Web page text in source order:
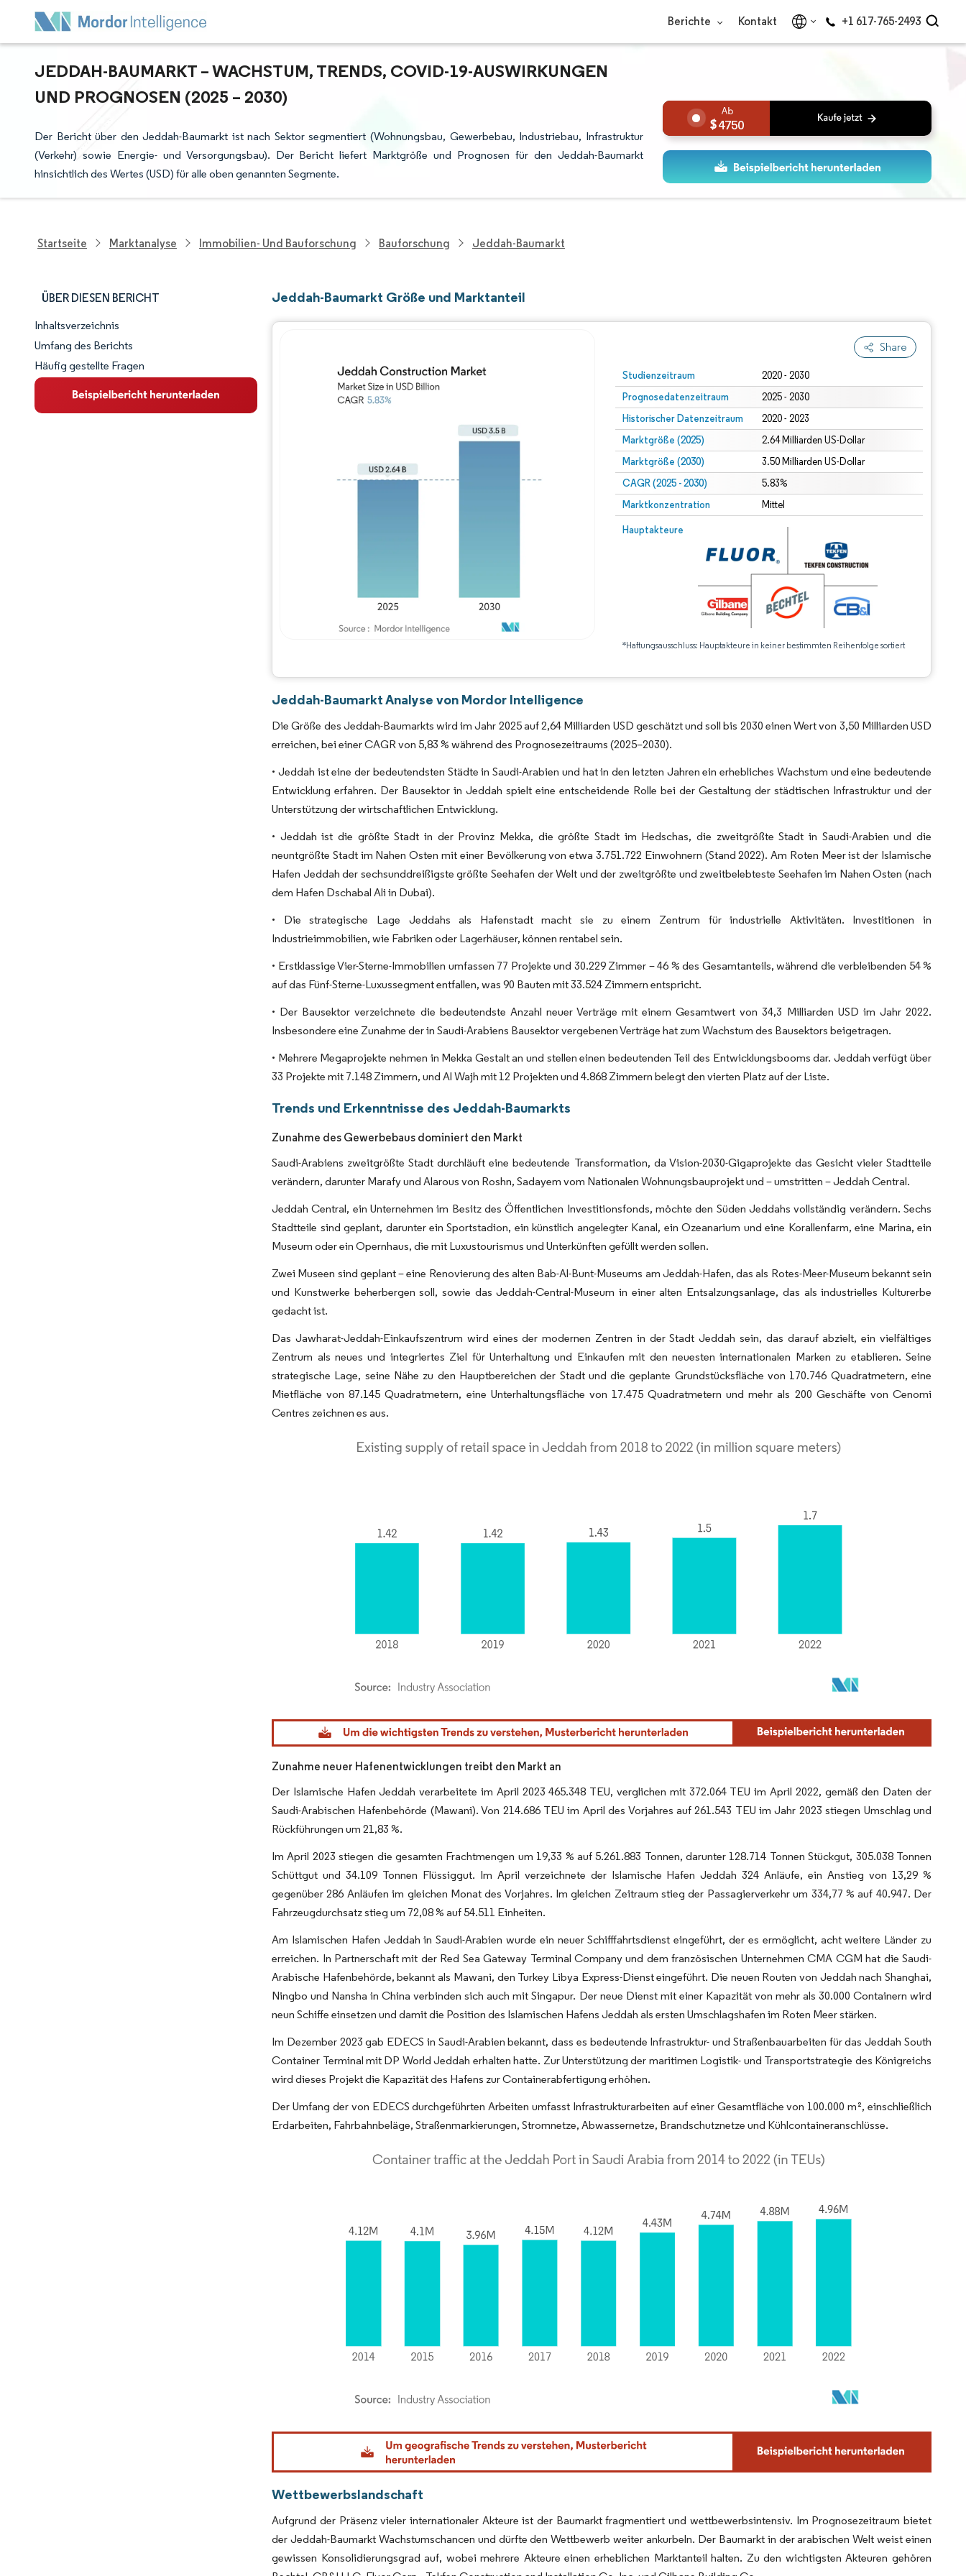
Berichte Kontakt +1 617-765-2493
JEDDAH-BAUMARKT – WACHSTUM, TRENDS, COVID-19-AUSWIRKUNGEN
UND PROGNOSEN (2025 – 2030)
Der Bericht über den Jeddah-Baumarkt ist nach Sektor segmentiert (Wohnungsbau, Gewerbebau, Industriebau, Infrastruktur
(Verkehr) sowie Energie- und Versorgungsbau). Der Bericht liefert Marktgröße und Prognosen für den Jeddah-Baumarkt
hinsichtlich des Wertes (USD) für alle oben genannten Segmente.
4750
Startseite Marktanalyse Immobilien- Und Bauforschung Bauforschung Jeddah-Baumarkt
ÜBER DIESEN BERICHT
Marktschnappschuss
Marktübersicht
Wichtige Markttrends
Inhaltsverzeichnis
Umfang des Berichts
Häufig gestellte Fragen
Jeddah-Baumarkt Größe und Marktanteil
Share
Studienzeitraum 2020 - 2030
Prognosedatenzeitraum 2025 - 2030
Historischer Datenzeitraum 2020 - 2023
Marktgröße (2025) 2.64 Milliarden US-Dollar
Marktgröße (2030) 3.50 Milliarden US-Dollar
CAGR (2025 - 2030) 5.83%
Marktkonzentration Mittel
Hauptakteure
*Haftungsausschluss: Hauptakteure in keiner bestimmten Reihenfolge sortiert
Bild © Mordor Intelligence. Wiederverwendung erfordert Namensnennung gemäß CC BY 4.0.
Jeddah-Baumarkt Analyse von Mordor Intelligence
Die Größe des Jeddah-Baumarkts wird im Jahr 2025 auf 2,64 Milliarden USD geschätzt und soll bis 2030 einen Wert von 3,50 Milliarden USD
erreichen, bei einer CAGR von 5,83 % während des Prognosezeitraums (2025–2030).
• Jeddah ist eine der bedeutendsten Städte in Saudi-Arabien und hat in den letzten Jahren ein erhebliches Wachstum und eine bedeutende
Entwicklung erfahren. Der Bausektor in Jeddah spielt eine entscheidende Rolle bei der Gestaltung der städtischen Infrastruktur und der
Unterstützung der wirtschaftlichen Entwicklung.
• Jeddah ist die größte Stadt in der Provinz Mekka, die größte Stadt im Hedschas, die zweitgrößte Stadt in Saudi-Arabien und die
neuntgrößte Stadt im Nahen Osten mit einer Bevölkerung von etwa 3.751.722 Einwohnern (Stand 2022). Am Roten Meer ist der Islamische
Hafen Jeddah der sechsunddreißigste größte Seehafen der Welt und der zweitgrößte und zweitbelebteste Seehafen im Nahen Osten (nach
dem Hafen Dschabal Ali in Dubai).
• Die strategische Lage Jeddahs als Hafenstadt macht sie zu einem Zentrum für industrielle Aktivitäten. Investitionen in
Industrieimmobilien, wie Fabriken oder Lagerhäuser, können rentabel sein.
• Erstklassige Vier-Sterne-Immobilien umfassen 77 Projekte und 30.229 Zimmer – 46 % des Gesamtanteils, während die verbleibenden 54 %
auf das Fünf-Sterne-Luxussegment entfallen, was 90 Bauten mit 33.524 Zimmern entspricht.
• Der Bausektor verzeichnete die bedeutendste Anzahl neuer Verträge mit einem Gesamtwert von 34,3 Milliarden USD im Jahr 2022.
Insbesondere eine Zunahme der in Saudi-Arabiens Bausektor vergebenen Verträge hat zum Wachstum des Bausektors beigetragen.
• Mehrere Megaprojekte nehmen in Mekka Gestalt an und stellen einen bedeutenden Teil des Entwicklungsbooms dar. Jeddah verfügt über
33 Projekte mit 7.148 Zimmern, und Al Wajh mit 12 Projekten und 4.868 Zimmern belegt den vierten Platz auf der Liste.
Trends und Erkenntnisse des Jeddah-Baumarkts
Zunahme des Gewerbebaus dominiert den Markt
Saudi-Arabiens zweitgrößte Stadt durchläuft eine bedeutende Transformation, da Vision-2030-Gigaprojekte das Gesicht vieler Stadtteile
verändern, darunter Marafy und Alarous von Roshn, Sadayem vom Nationalen Wohnungsbauprojekt und – umstritten – Jeddah Central.
Jeddah Central, ein Unternehmen im Besitz des Öffentlichen Investitionsfonds, möchte den Süden Jeddahs vollständig verändern. Sechs
Stadtteile sind geplant, darunter ein Sportstadion, ein künstlich angelegter Kanal, ein Ozeanarium und eine Korallenfarm, eine Marina, ein
Museum oder ein Opernhaus, die mit Luxustourismus und Unterkünften gefüllt werden sollen.
Zwei Museen sind geplant – eine Renovierung des alten Bab-Al-Bunt-Museums am Jeddah-Hafen, das als Rotes-Meer-Museum bekannt sein
und Kunstwerke beherbergen soll, sowie das Jeddah-Central-Museum in einer alten Entsalzungsanlage, das als industrielles Kulturerbe
gedacht ist.
Das Jawharat-Jeddah-Einkaufszentrum wird eines der modernen Zentren in der Stadt Jeddah sein, das darauf abzielt, ein vielfältiges
Zentrum als neues und integriertes Ziel für Unterhaltung und Einkaufen mit den neuesten internationalen Marken zu etablieren. Seine
strategische Lage, seine Nähe zu den Hauptbereichen der Stadt und die geplante Grundstücksfläche von 170.746 Quadratmetern, eine
Mietfläche von 87.145 Quadratmetern, eine Unterhaltungsfläche von 17.475 Quadratmetern und mehr als 200 Geschäfte von Cenomi
Centres zeichnen es aus.
Bild © Mordor Intelligence. Wiederverwendung erfordert Namensnennung gemäß CC BY 4.0.
Zunahme neuer Hafenentwicklungen treibt den Markt an
Der Islamische Hafen Jeddah verarbeitete im April 2023 465.348 TEU, verglichen mit 372.064 TEU im April 2022, gemäß den Daten der
Saudi-Arabischen Hafenbehörde (Mawani). Von 214.686 TEU im April des Vorjahres auf 261.543 TEU im Jahr 2023 stiegen Umschlag und
Rückführungen um 21,83 %.
Im April 2023 stiegen die gesamten Frachtmengen um 19,33 % auf 5.261.883 Tonnen, darunter 128.714 Tonnen Stückgut, 305.038 Tonnen
Schüttgut und 34.109 Tonnen Flüssiggut. Im April verzeichnete der Islamische Hafen Jeddah 324 Anläufe, ein Anstieg von 13,29 %
gegenüber 286 Anläufen im gleichen Monat des Vorjahres. Im gleichen Zeitraum stieg der Passagierverkehr um 334,77 % auf 40.947. Der
Fahrzeugdurchsatz stieg um 72,08 % auf 54.511 Einheiten.
Am Islamischen Hafen Jeddah in Saudi-Arabien wurde ein neuer Schifffahrtsdienst eingeführt, der es ermöglicht, acht weitere Länder zu
erreichen. In Partnerschaft mit der Red Sea Gateway Terminal Company und dem französischen Unternehmen CMA CGM hat die Saudi-
Arabische Hafenbehörde, bekannt als Mawani, den Turkey Libya Express-Dienst eingeführt. Die neuen Routen von Jeddah nach Shanghai,
Ningbo und Nansha in China verbinden sich auch mit Singapur. Der neue Dienst mit einer Kapazität von mehr als 30.000 Containern wird
neun Schiffe einsetzen und damit die Position des Islamischen Hafens Jeddah als ersten Umschlagshafen im Roten Meer stärken.
Im Dezember 2023 gab EDECS in Saudi-Arabien bekannt, dass es bedeutende Infrastruktur- und Straßenbauarbeiten für das Jeddah South
Container Terminal mit DP World Jeddah erhalten hatte. Zur Unterstützung der maritimen Logistik- und Transportstrategie des Königreichs
wird dieses Projekt die Kapazität des Hafens zur Containerabfertigung erhöhen.
Der Umfang der von EDECS durchgeführten Arbeiten umfasst Infrastrukturarbeiten auf einer Gesamtfläche von 100.000 m², einschließlich
Erdarbeiten, Fahrbahnbeläge, Straßenmarkierungen, Stromnetze, Abwassernetze, Brandschutznetze und Kühlcontaineranschlüsse.
Bild © Mordor Intelligence. Wiederverwendung erfordert Namensnennung gemäß CC BY 4.0.
Wettbewerbslandschaft
Aufgrund der Präsenz vieler internationaler Akteure ist der Baumarkt fragmentiert und wettbewerbsintensiv. Im Prognosezeitraum bietet
der Jeddah-Baumarkt Wachstumschancen und dürfte den Wettbewerb weiter ankurbeln. Der Baumarkt in der arabischen Welt weist einen
gewissen Konsolidierungsgrad auf, wobei mehrere Akteure einen erheblichen Marktanteil halten. Zu den wichtigsten Akteuren gehören